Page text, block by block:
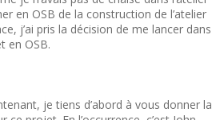
en OSB de la construction de l’atelier
j’ai pris la décision de me lancer dans
en OSB.
je tiens d’abord à vous donner la